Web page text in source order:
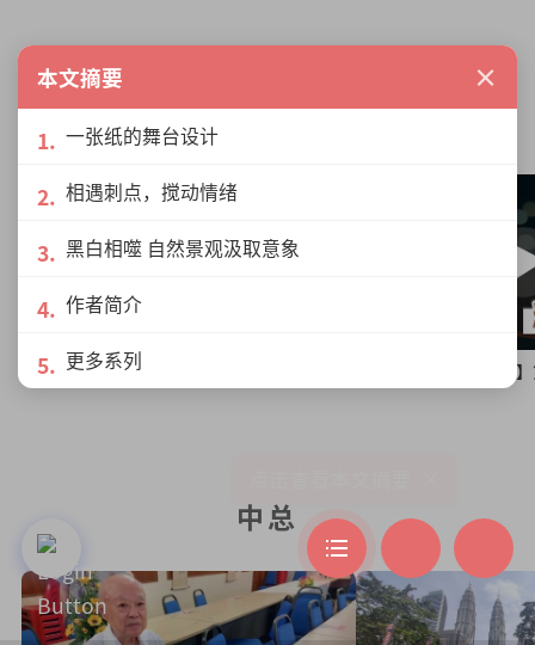
原乡柔情槟城纪
【原乡柔情3：槟城纪】第四集｜行行出状元 【原乡柔情3：槟城纪
中总
本文摘要 ×
一张纸的舞台设计
相遇刺点，搅动情绪
黑白相噬 自然景观汲取意象
作者简介
更多系列